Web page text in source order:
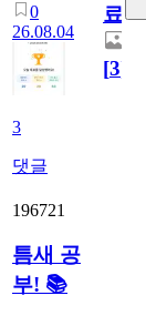
0
26.08.04
3
댓글
료
[3]
196721
틈새 공
부! 📚